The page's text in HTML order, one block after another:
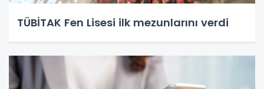
TÜBİTAK Fen Lisesi ilk mezunlarını verdi